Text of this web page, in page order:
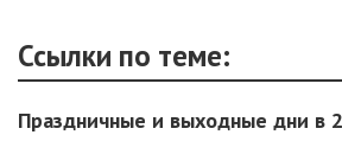
Ссылки по теме:
Праздничные и выходные дни в